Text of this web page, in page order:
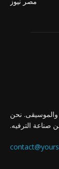
والموسيقى. نحن
صناعة الترفيه.